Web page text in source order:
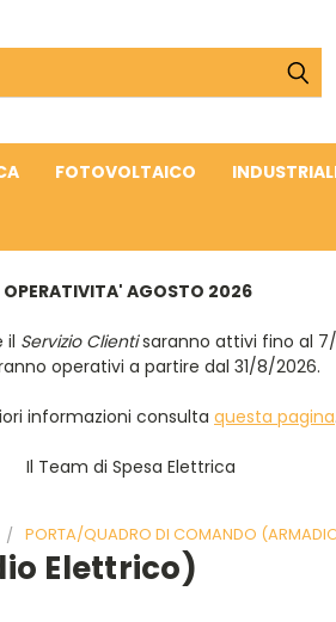
FOTOVOLTAICO
OPERATIVITA' AGOSTO 2026
il Servizio Clientisaranno attivi fino al
operativi a partire dal 31/8/2026.
informazioni consulta questa pagina.
Il Team di Spesa Elettrica
PORTA/QUADRO DI COMANDO
Elettrico)